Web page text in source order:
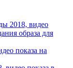
2018, видео
образа для
показа на